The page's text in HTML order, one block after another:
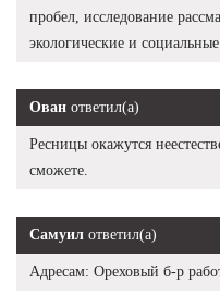
пробел, исследование
экологические и социальные.
Ован ответил(а)
Ресницы окажутся
сможете.
Самуил ответил(а)
Адресам: Ореховый б-р